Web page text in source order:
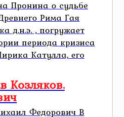
Пронина о судьбе
Рима Гая
д.н.э. , погружает
периода кризиса
Катулла, его
Козляков.
Федорович В